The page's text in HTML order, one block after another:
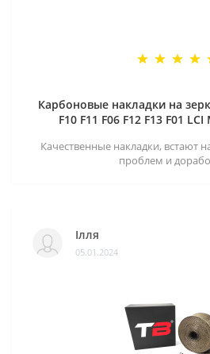
Карбоновые накладки на
F10 F11 F06 F12 F13 F01
Качественные накладки, встают
проблем и
Ілля
05.01.2024